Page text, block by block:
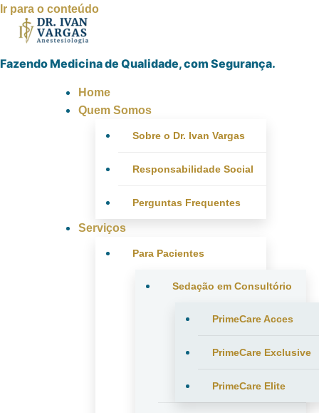
Ir para o conteúdo
Fazendo Medicina de Qualidade, com Segurança.
Home
Quem Somos
Sobre o Dr. Ivan Vargas
Responsabilidade Social
Perguntas Frequentes
Serviços
Para Pacientes
Sedação em Consultório
PrimeCare Acces
PrimeCare Exclusive
PrimeCare Elite